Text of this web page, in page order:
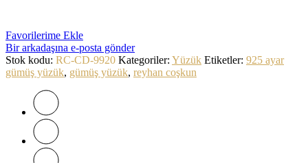
Favorilerime Ekle
Bir arkadaşına e-posta gönder
Stok kodu: RC-CD-9920 Kategoriler: Yüzük Etiketler: 925 ayar
gümüş yüzük, gümüş yüzük, reyhan coşkun